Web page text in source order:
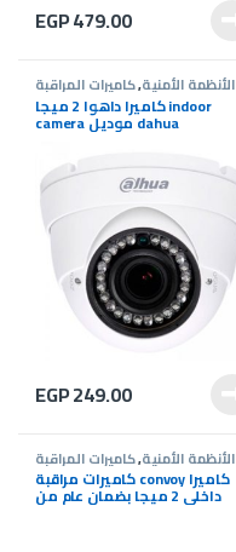
EGP479.00
الأنظمة الأمنية,كاميرات المراقبة
كاميرا داهوا 2 ميجا indoor
camera موديل dahua
HDW1200RP
EGP249.00
الأنظمة الأمنية,كاميرات المراقبة
كاميرات مراقبة convoy كاميرا
داخلى 2 ميجا بضمان عام من
شركة |Seven Cameras